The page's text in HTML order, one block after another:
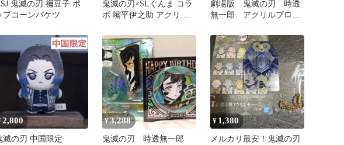
鬼滅の刃 禰豆子 ポ
プコーンバケツ
鬼滅の刃×SLぐんま コラ
ボ 嘴平伊之助 アクリル
劇場版 鬼滅の刃 時透
無一郎 アクリルブロッ
ア 限定品
2,800
滅の刃 中国限定
¥3,288
鬼滅の刃 時透無一郎
¥ 1,380
メルカリ最安！鬼滅の刃